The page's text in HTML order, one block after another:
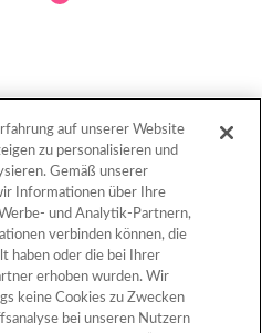
Produkte
Was sind Aquabeads?
FAQ
auf unserer Website
zu personalisieren und
Gemäß unserer
Informationen über Ihre
und Analytik-Partnern,
verbinden können, die
haben oder die bei Ihrer
erhoben wurden. Wir
keine Cookies zu Zwecken
bei unseren Nutzern